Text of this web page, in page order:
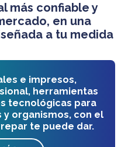
más confiable y
en una
a tu medida
e impresos,
herramientas
tecnológicas para
organismos, con el
te puede dar.